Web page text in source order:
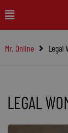
naar
inhoud
Main
Menu
Mr. Online Legal
LEGAL